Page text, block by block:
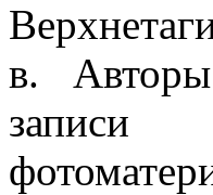
в. Авторы
записи